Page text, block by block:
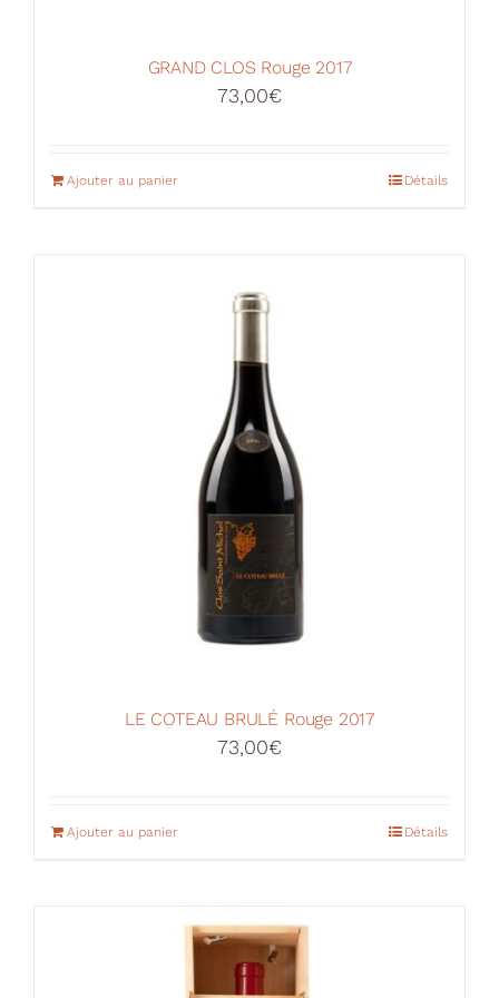
GRAND CLOS Rouge 2017
73,00€
Ajouter au panier Détails
LE COTEAU BRULÉ Rouge 2017
73,00€
Ajouter au panier Détails